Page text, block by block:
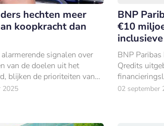
hechten meer
koopkracht dan
signalen over
van de doelen uit het
blijken de prioriteiten van
anders te liggen.
2025
BNP
€10
BNP
Qredits
02 september